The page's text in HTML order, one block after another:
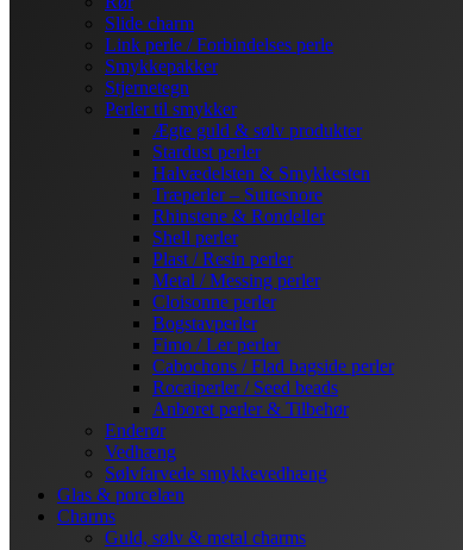
Slide charm
Link perle / Forbindelses perle
Smykkepakker
Stjernetegn
Perler til smykker
Ægte guld & sølv produkter
Stardust perler
Halvædelsten & Smykkesten
Træperler – Suttesnore
Rhinstene & Rondeller
Shell perler
Plast / Resin perler
Metal / Messing perler
Cloisonne perler
Bogstavperler
Fimo / Ler perler
Cabochons / Flad bagside perler
Rocaiperler / Seed beads
Anboret perler & Tilbehør
Enderør
Vedhæng
Sølvfarvede smykkevedhæng
Glas & porcelæn
Charms
Guld, sølv & metal charms